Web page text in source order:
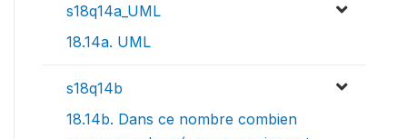
s18q14a_UML
18.14a. UML
s18q14b
18.14b. Dans ce nombre combien